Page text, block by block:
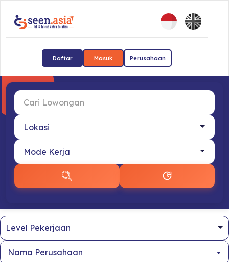
Daftar Masuk Perusahaan
Nama Perusahaan